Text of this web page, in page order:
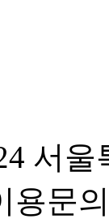
서
용문